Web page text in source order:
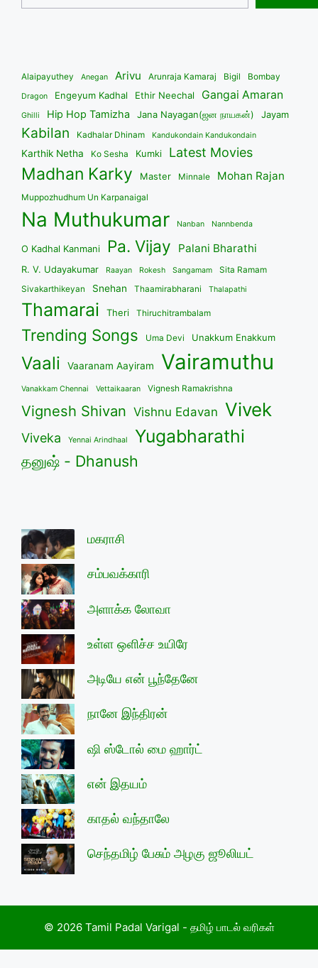
Alaipayuthey Anegan Arivu Arunraja Kamaraj Bigil Bombay
Dragon Engeyum Kadhal Ethir Neechal Gangai Amaran
Ghilli Hip Hop Tamizha Jana Nayagan(ஜன நாயகன்) Jayam
Kabilan Kadhalar Dhinam Kandukondain Kandukondain
Karthik Netha Ko Sesha Kumki Latest Movies
Madhan Karky Master Minnale Mohan Rajan
Muppozhudhum Un Karpanaigal
Na Muthukumar Nanban Nannbenda
O Kadhal Kanmani Pa. Vijay Palani Bharathi
R. V. Udayakumar Raayan Rokesh Sangamam
Sita Ramam
Sivakarthikeyan
Snehan Thaamirabharani Thalapathi
Thamarai Theri Thiruchitrambalam
Trending Songs Uma Devi Unakkum Enakkum
Vaali Vaaranam Aayiram Vairamuthu
Vanakkam Chennai Vettaikaaran Vignesh Ramakrishna
Vignesh Shivan Vishnu Edavan Vivek
Viveka Yennai Arindhaal Yugabharathi
தனுஷ் - Dhanush
மகராசி
சம்பவக்காரி
அளாக்க லோவா
உள்ள ஒளிச்ச உயிரே
அடியே என் பூந்தேனே
நானே இந்திரன்
ஷி ஸ்டோல் மை ஹார்ட்
என் இதயம்
காதல் வந்தாலே
செந்தமிழ் பேசும் அழகு ஜூலியட்
© 2026 Tamil Padal Varigal - தமிழ் பாடல் வரிகள்